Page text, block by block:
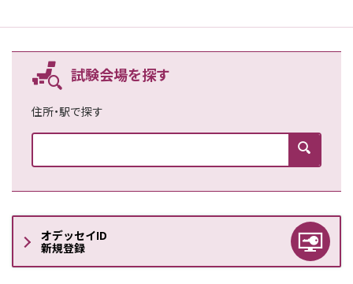
試験会場を探す
住所・駅で探す
検索
オデッセイID
新規登録